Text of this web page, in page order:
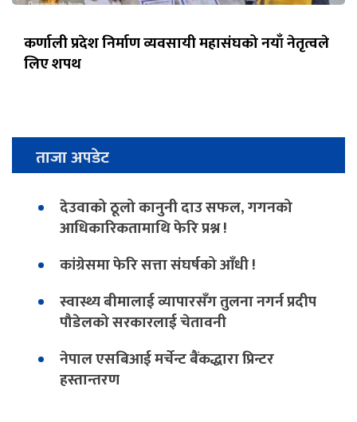
कर्णाली प्रदेश निर्माण व्यवसायी महासंघको नयाँ नेतृत्वले
लिए शपथ
ताजा अपडेट
देउवाको ठूलो कानुनी दाउ सफल, गगनको
आधिकारिकतामाथि फेरि प्रश्न !
कांग्रेसमा फेरि सत्ता संघर्षको आँधी !
स्वास्थ्य बीमालाई व्यापारसँग तुलना नगर्न प्रदीप
पौडेलको सरकारलाई चेतावनी
नेपाल एसबिआई मर्चेन्ट बैंकद्धारा प्रिन्टर
हस्तान्तरण